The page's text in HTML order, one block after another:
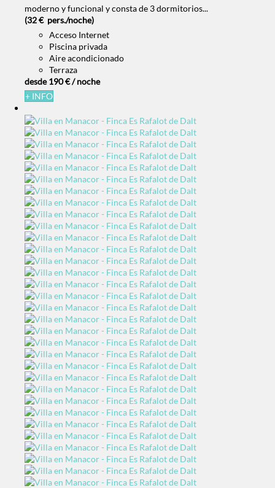
moderno y funcional y consta de 3 dormitorios...
(32 € pers./noche)
Acceso Internet
Piscina privada
Aire acondicionado
Terraza
desde 190 €/ noche
+ INFO